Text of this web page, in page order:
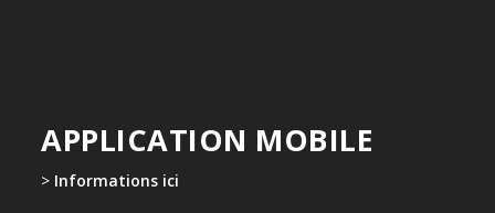
APPLICATION MOBILE
> Informations ici